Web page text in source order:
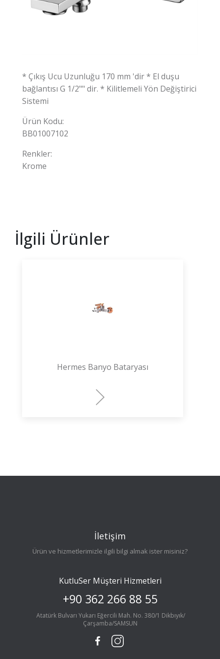
* Çıkış Ucu Uzunluğu 170 mm 'dir * El duşu
bağlantısı G 1/2"" dir. * Kilitlemeli Yön Değiştirici
Sistemi
Ürün Kodu:
BB01007102
Renkler:
Krome
İlgili Ürünler
Hermes Banyo Bataryası
İletişim
Ürün ve hizmetlerimizle ilgili bilgi almak ister misiniz?
KutluSer Müşteri Hizmetleri
+90 362 266 88 55
Atatürk Bulvarı Yukarı Eğercili Mah. No. 380/1 Dikbıyık/
Çarşamba/SAMSUN